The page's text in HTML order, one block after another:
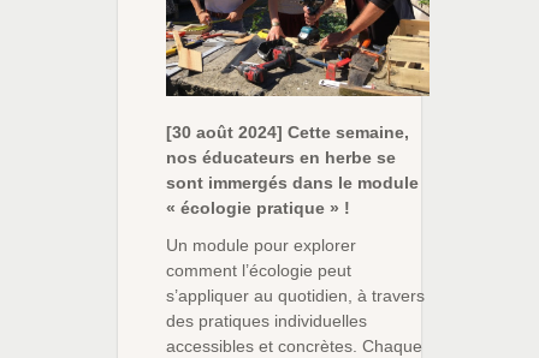
[30 août 2024] Cette semaine,
nos éducateurs en herbe se
sont immergés dans le module
« écologie pratique » !
Un module pour explorer
comment l’écologie peut
s’appliquer au quotidien, à travers
des pratiques individuelles
accessibles et concrètes. Chaque